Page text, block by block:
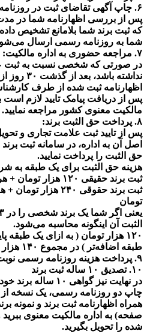
۶. چاپ آگهی تقاضای ثبت در روزنامه رسمی
که ثبت برند شما بلامانع تشخیص
شما به روزنامه رسمی ارسال
۷. مراجعه حضوری به اداره مالکیت:
در صورتی که شخصی نسبت به ثبت
نداشته
اظهارنامه ثبت شده از طرف
پس از دریافت پیامک تایید لازم
مالکیت معنوی کشور مراجعه نمایید.
۸. پرداخت حق الثبت برند:
پس از تایید ثبت علامت تجاری و
اصل آن به اداره، در سامانه ثبت
حق الثبت را پرداخت نمایید.
هزینه حق الثبت برای یک طبقه به
ثبت برند حقیقی ۱۲۰ هزار تومان + هر طبقه اضافه ۱۰ هزار تومان
تومان
الثبت آن اینگونه محاسبه می‌شود.
طبقه اضافه‌تر ) در مجموع ۱۴۰ هزار تومان برای ۳ طبقه.
۹. پرداخت هزینه روزنامه رسمی نوبت دوم
۱۰. تصدیق ۱۰ ساله ثبت برند
در نهایت نیز گواهی
چاپ دو روزنامه رسمی، یک نسخه از
صفحه) به اداره مالکیت معنوی ببرید
شده را تحویل بگیرید.